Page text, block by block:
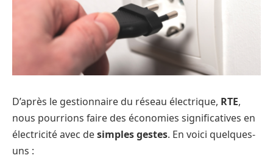
D’après le gestionnaire du réseau électrique, RTE,
nous pourrions faire des économies significatives en
électricité avec desimples gestes. En voici quelques-
uns :